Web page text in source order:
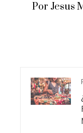
Por Jesus